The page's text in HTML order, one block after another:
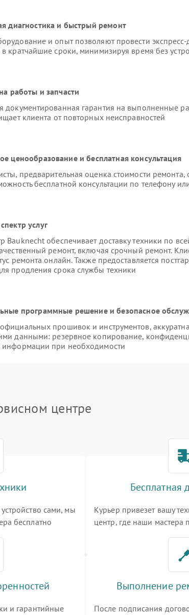
диагностика и быстрый ремонт
и опыт позволяют провести экспресс-
в кратчайшие сроки, минимизируя время без
работы и запчасти
документированная гарантия на выполненные
клиента от повторных неисправностей
ценообразование и бесплатная консультация
предварительная оценка стоимости ремонта,
бесплатной консультации по телефону
услуг
Bauknecht обеспечивает доставку техники по
ремонт, включая срочный ремонт.
ремонта онлайн. Также предоставляется
продления срока службы техники
программные решение и безопасное
прошивок и инструментов,
данными: резервное копирование,
информации при необходимости
центре
сами, мы
бесплатно
Бесплатная
Курьер привезет вашу
центр, где наши мастера
и гарантийные
Выполнение
После подписания